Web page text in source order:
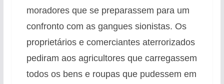
moradores que se preparassem para um
confronto com as gangues sionistas. Os
proprietários e comerciantes aterrorizados
pediram aos agricultores que carregassem
todos os bens e roupas que pudessem em